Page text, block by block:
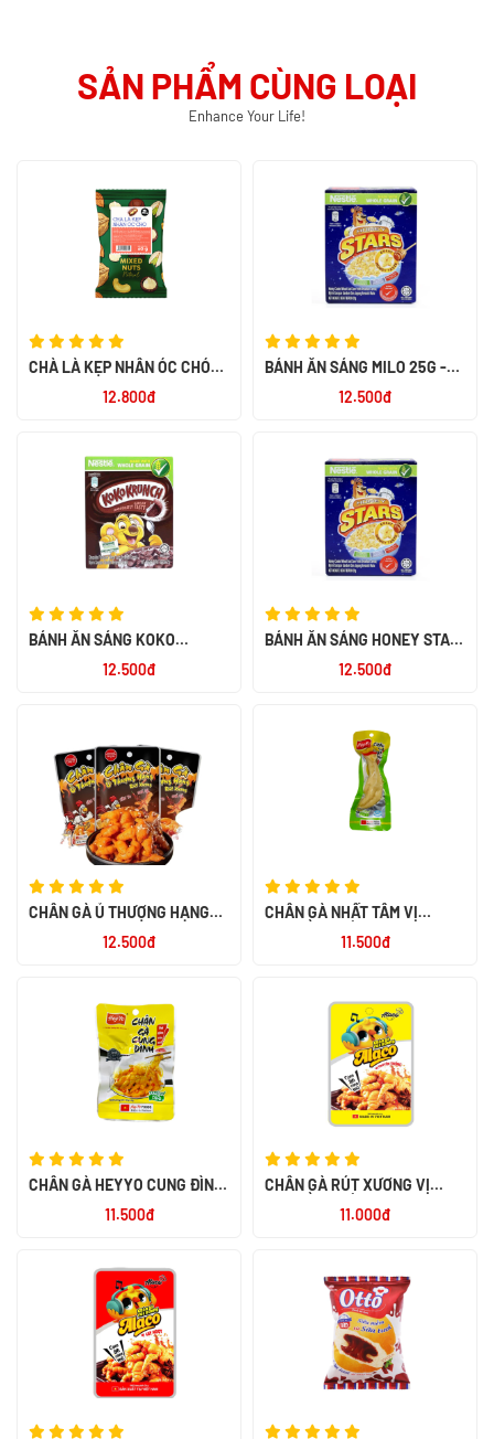
SẢN PHẨM CÙNG LOẠI
Enhance Your Life!
CHÀ LÀ KẸP NHÂN ÓC CHÓ
MIX NUTS 60G - SMILE NUTS
12.800đ
BÁNH ĂN SÁNG MILO 25G -
NK PHILIPPIN
12.500đ
BÁNH ĂN SÁNG KOKO
12.500đ
BÁNH ĂN SÁNG HONEY STAR
12.500đ
CHÂN GÀ Ủ THƯỢNG HẠNG
12.500đ
CHÂN GÀ NHẤT TÂM VỊ
11.500đ
CHÂN GÀ HEYYO CUNG ĐÌNH
11.500đ
CHÂN GÀ RÚT XƯƠNG VỊ
11.000đ